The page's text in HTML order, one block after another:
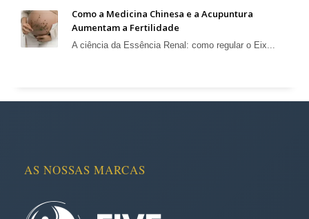
Como a Medicina Chinesa e a Acupuntura
Aumentam a Fertilidade
A ciência da Essência Renal: como regular o Eix...
AS NOSSAS MARCAS